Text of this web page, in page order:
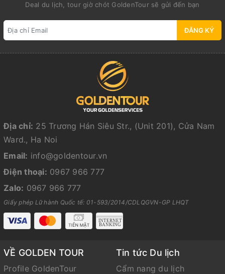
Deal du lịch, tour giờ chót GoldenTour sẽ gửi đến bạn
ĐĂNG KÝ
Địa chỉ: 25 Trương Hán Siêu Str., (Unit 201), Cửa Nam
Ward., Ha Noi
Email: info@goldentour.vn
Điện thoại: 0967 966 777
Zalo: 0967 966 777
Giấy phép Lữ hành Quốc tế: 01-593/2014/CDLQGVN-GP LHQT
VỀ GOLDEN TOUR
Profile GoldenTour
Tin tức Du lịch
Cẩm nang du lịch